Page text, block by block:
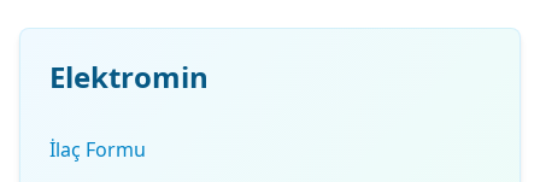
Elektromin
İlaç Formu